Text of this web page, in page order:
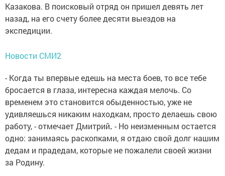
Казакова. В поисковый отряд он пришел девять лет
назад, на его счету более десяти выездов на
экспедиции.
Новости СМИ2
- Когда ты впервые едешь на места боев, то все тебе
бросается в глаза, интересна каждая мелочь. Со
временем это становится обыденностью, уже не
удивляешься никаким находкам, просто делаешь свою
работу, - отмечает Дмитрий. - Но неизменным остается
одно: занимаясь раскопками, я отдаю свой долг нашим
дедам и прадедам, которые не пожалели своей жизни
за Родину.